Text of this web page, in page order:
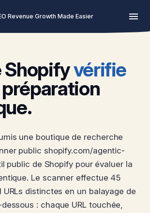
Revenue Growth Made Easier
Shopifyvérifie
une boutique de recherche
public shopify.com/agentic-
public de Shopify pour évaluer la
Le scanner effectue 45
URLs distinctes en un balayage de
: chaque URL touchée,